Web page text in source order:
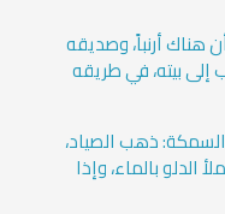
هناك أرنباً، وصديقه
بيته، في طريقه
ذهب الصياد،
الدلو بالماء، وإذا